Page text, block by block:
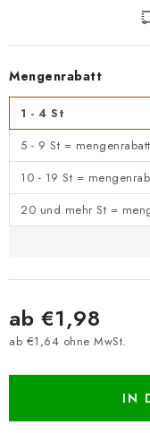
Mengenrabatt
1 - 4 St
5 - 9 St =
10 - 19 St =
20 und mehr St =
ab €1,98
ab €1,64 ohne MwSt.
IN